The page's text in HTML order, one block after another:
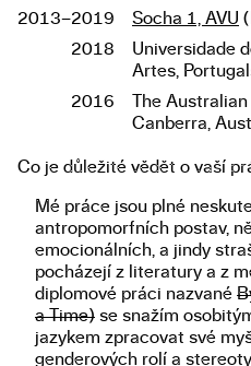
Studium
2013–2019 Socha 1, AVU
2018
Universidade
Artes,
2016
The
Canberra,
Popis diplomové práce
Co je důležité vědět o vaší
Mé práce jsou plné
antropomorfních postav,
emocionálních, a jindy
pocházejí z literatury a z
diplomové práci nazvané
a Time) se snažím
jazykem zpracovat své
genderových rolí a